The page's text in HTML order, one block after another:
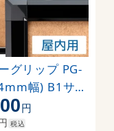
グリップ PG-
幅) B1サイ
角型 ブラッ
下げ金具・紐
円
税込